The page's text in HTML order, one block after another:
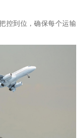
控到位，确保每个运输